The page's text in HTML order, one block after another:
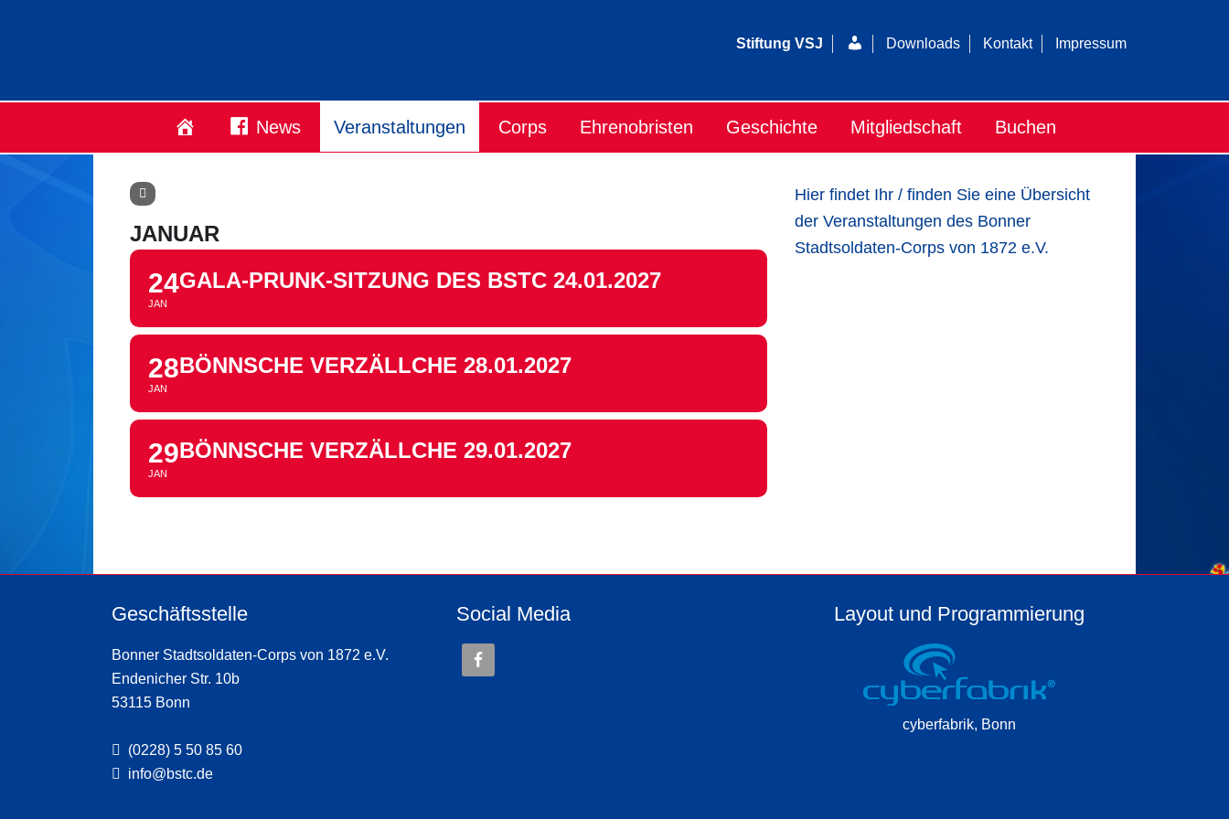
Stiftung VSJ LoginDownloads Kontakt Impressum
StartseiteNews Veranstaltungen Corps Ehrenobristen Geschichte Mitgliedschaft Buchen
JANUAR
24
JAN
GALA-PRUNK-SITZUNG DES BSTC 24.01.2027
28
JAN
BÖNNSCHE VERZÄLLCHE 28.01.2027
29
JAN
BÖNNSCHE VERZÄLLCHE 29.01.2027
Hier findet Ihr / finden Sie eine Übersicht
der Veranstaltungen des Bonner
Stadtsoldaten-Corps von 1872 e.V.
Geschäftsstelle
Bonner Stadtsoldaten-Corps von 1872 e.V.
Endenicher Str. 10b
53115 Bonn
(0228) 5 50 85 60
info@bstc.de
Social Media Layout und Programmierung
cyberfabrik, Bonn